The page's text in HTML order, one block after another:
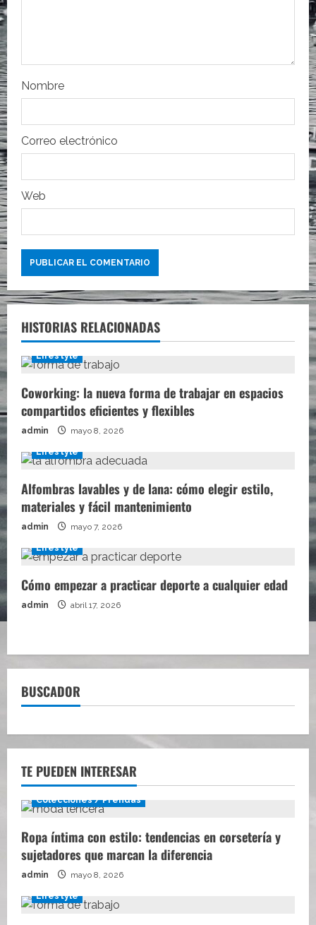
r
a
d
a
s
Nombre
Correo electrónico
Web
HISTORIAS RELACIONADAS
Lifestyle
Coworking: la nueva forma de trabajar en espacios
compartidos eficientes y flexibles
admin mayo 8, 2026
Lifestyle
Alfombras lavables y de lana: cómo elegir estilo,
materiales y fácil mantenimiento
admin mayo 7, 2026
Lifestyle
Cómo empezar a practicar deporte a cualquier edad
admin abril 17, 2026
BUSCADOR
TE PUEDEN INTERESAR
Colecciones / Prendas
Ropa íntima con estilo: tendencias en corsetería y
sujetadores que marcan la diferencia
admin mayo 8, 2026
Lifestyle